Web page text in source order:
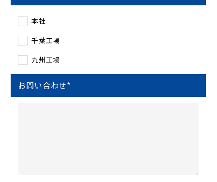
本社
千葉工場
九州工場
お問い合わせ*